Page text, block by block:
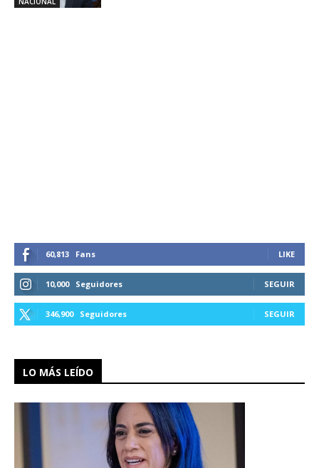
60,813 Fans LIKE
10,000 Seguidores SEGUIR
346,900 Seguidores SEGUIR
LO MÁS LEÍDO